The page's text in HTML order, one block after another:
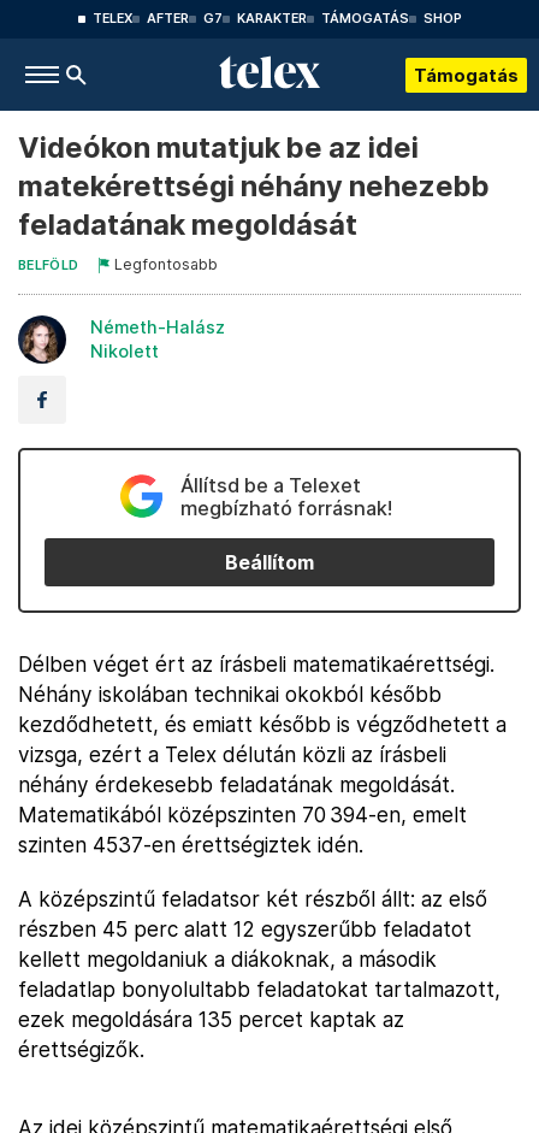
TELEX AFTER G7 KARAKTER TÁMOGATÁS SHOP
Támogatás
Videókon mutatjuk be az idei
matekérettségi néhány nehezebb
feladatának megoldását
BELFÖLD Legfontosabb
Németh-Halász
Nikolett
Állítsd be a Telexet
megbízható forrásnak!
Beállítom
Délben véget ért az írásbeli matematikaérettségi.
Néhány iskolában technikai okokból később
kezdődhetett, és emiatt később is végződhetett a
vizsga, ezért a Telex délután közli az írásbeli
néhány érdekesebb feladatának megoldását.
Matematikából középszinten 70 394-en, emelt
szinten 4537-en érettségiztek idén.
A középszintű feladatsor két részből állt: az első
részben 45 perc alatt 12 egyszerűbb feladatot
kellett megoldaniuk a diákoknak, a második
feladatlap bonyolultabb feladatokat tartalmazott,
ezek megoldására 135 percet kaptak az
érettségizők.
Az idei középszintű matematikaérettségi első